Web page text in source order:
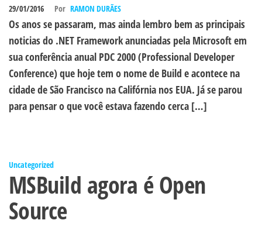
29/01/2016 Por RAMON DURÃES
Os anos se passaram, mas ainda lembro bem as principais
noticias do .NET Framework anunciadas pela Microsoft em
sua conferência anual PDC 2000 (Professional Developer
Conference) que hoje tem o nome de Build e acontece na
cidade de São Francisco na Califórnia nos EUA. Já se parou
para pensar o que você estava fazendo cerca […]
Uncategorized
MSBuild agora é Open
Source